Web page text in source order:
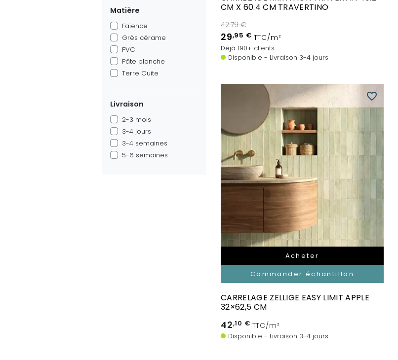
Matière
Faïence
Grès cérame
PVC
Pâte blanche
Terre Cuite
Livraison
2-3 mois
3-4 jours
3-4 semaines
5-6 semaines
CM X 60.4 CM TRAVERTINO
42.79 €
29,95 € TTC/m²
Déjà 190+ clients
Disponible - Livraison 3-4 jours
Acheter
Commander échantillon
favorite_border
CARRELAGE ZELLIGE EASY LIMIT APPLE
32×62,5 CM
42,10 € TTC/m²
Disponible - Livraison 3-4 jours